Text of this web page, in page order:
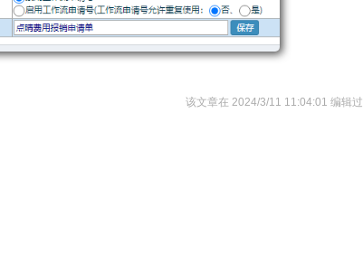
该文章在 2024/3/11 11:04:01 编辑过